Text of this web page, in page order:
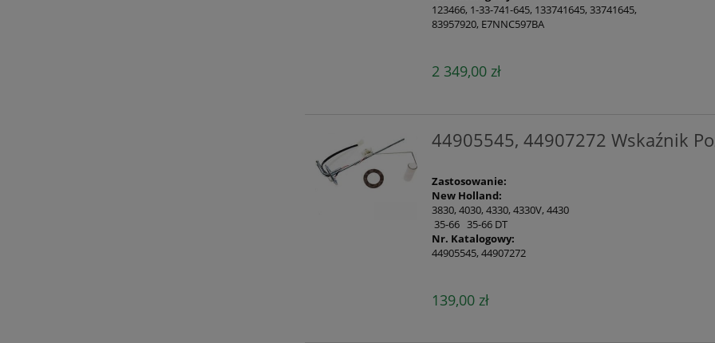
123466, 1-33-741-645, 133741645, 33741645,
83957920, E7NNC597BA
2 349,00 zł
44905545, 44907272 Wskaźnik
Zastosowanie:
New Holland:
3830, 4030, 4330, 4330V, 4430
35-66 35-66 DT
Nr. Katalogowy:
44905545, 44907272
139,00 zł